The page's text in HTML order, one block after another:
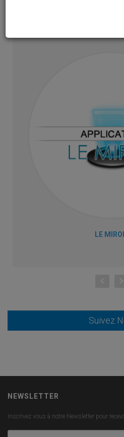
LE
Suivez
NEWSLETTER
Inscrivez vous à notre Newsletter pour